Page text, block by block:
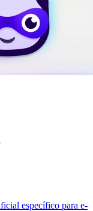
específico para e-